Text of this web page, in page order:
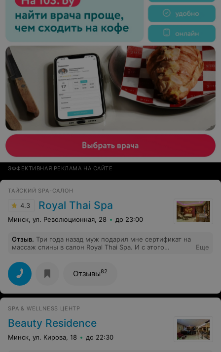
ЭФФЕКТИВНАЯ РЕКЛАМА НА САЙТЕ
ТАЙСКИЙ SPA-САЛОН
4.3 Royal Thai Spa
Минск, ул. Революционная, 28 до 23:00
Отзыв. Три года назад муж подарил мне сертификат на
массаж спины в салон Royal Thai Spa. И с этого
рраздник для меня:праздник хорошего настроения,
праздник доброго , праздник вдохновения...
Настоящие мастера, внимательные и заботливые
менеджеры, "вкусная" атмосфера. Спасибо больш
Еще
Отзывы82
SPA & WELLNESS ЦЕНТР
Beauty Residence
Минск, ул. Кирова, 18 до 22:30